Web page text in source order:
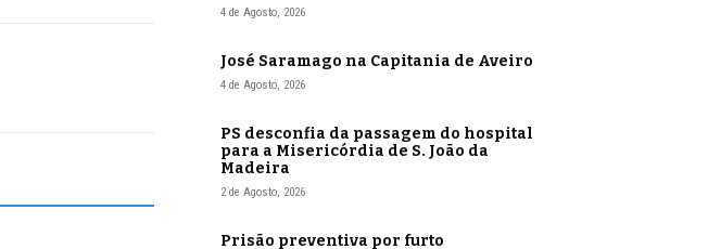
4 de Agosto, 2026
José Saramago na Capitania de Aveiro
4 de Agosto, 2026
PS desconfia da passagem do hospital
para a Misericórdia de S. João da
Madeira
2 de Agosto, 2026
Prisão preventiva por furto